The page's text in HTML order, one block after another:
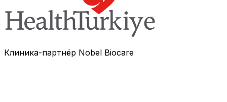
Клиника-партнёр Nobel Biocare